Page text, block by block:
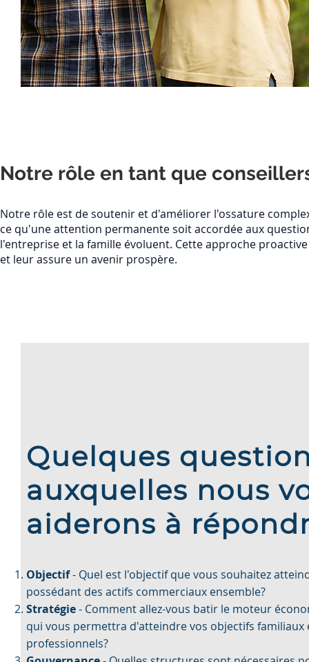
Notre rôle en tant que
Notre rôle est de soutenir et d'améliorer l'ossature
ce qu'une attention permanente soit accordée aux
l'entreprise et la famille évoluent. Cette approche
et leur assure un avenir prospère.
Quelques
auxquelles nous
aiderons à
Objectif- Quel est l'objectif que vous souhaitez
possédant des actifs commerciaux ensemble?
Stratégie- Comment allez-vous batir le moteur
qui vous permettra d'atteindre vos objectifs familiaux
professionnels?